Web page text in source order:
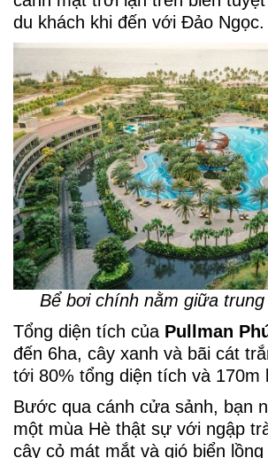
du khách khi đến với Đảo Ngọc.
Bể bơi chính nằm giữa
Tổng diện tích của Pullman
đến 6ha, cây xanh và bãi cát
tới 80% tổng diện tích và 170m
Bước qua cánh cửa sảnh, bạn
một mùa Hè thật sự với ngập
cây cỏ mát mắt và gió biển